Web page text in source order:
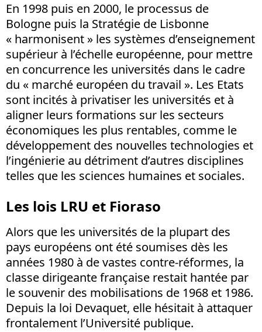
En 1998 puis en 2000, le processus de
Bologne puis la Stratégie de Lisbonne
« harmonisent » les systèmes d’enseignement
supérieur à l’échelle européenne, pour mettre
en concurrence les universités dans le cadre
du « marché européen du travail ». Les Etats
sont incités à privatiser les universités et à
aligner leurs formations sur les secteurs
économiques les plus rentables, comme le
développement des nouvelles technologies et
l’ingénierie au détriment d’autres disciplines
telles que les sciences humaines et sociales.
Les lois LRU et Fioraso
Alors que les universités de la plupart des
pays européens ont été soumises dès les
années 1980 à de vastes contre-réformes, la
classe dirigeante française restait hantée par
le souvenir des mobilisations de 1968 et 1986.
Depuis la loi Devaquet, elle hésitait à attaquer
frontalement l’Université publique.